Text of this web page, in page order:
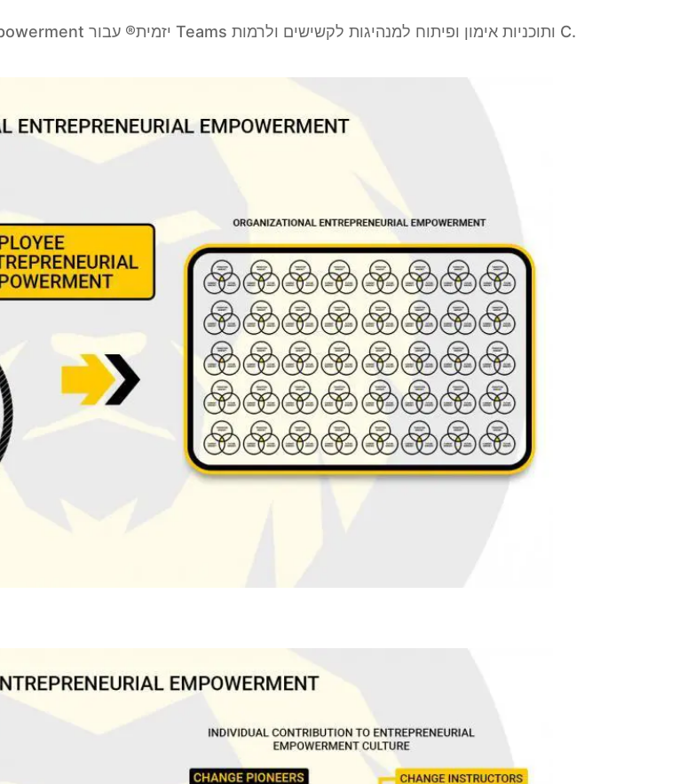
מומחי Damalion מציעים לך תוכניות Empowerment יזמית® עבור Teams ותוכניות אימון ופיתוח למנהיגות לקשישים ולרמות C.